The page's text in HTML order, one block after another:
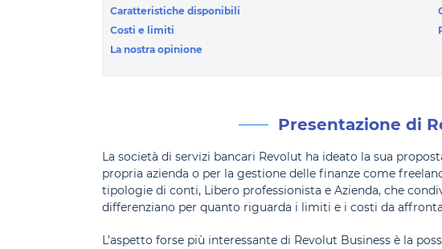
Caratteristiche disponibili
Costi e limiti
La nostra opinione
Presentazione di
La società di servizi bancari Revolut ha ideato la sua
propria azienda o per la gestione delle finanze come
tipologie di conti, Libero professionista e Azienda, che
differenziano per quanto riguarda i limiti e i costi da
L’aspetto forse più interessante di Revolut Business è la